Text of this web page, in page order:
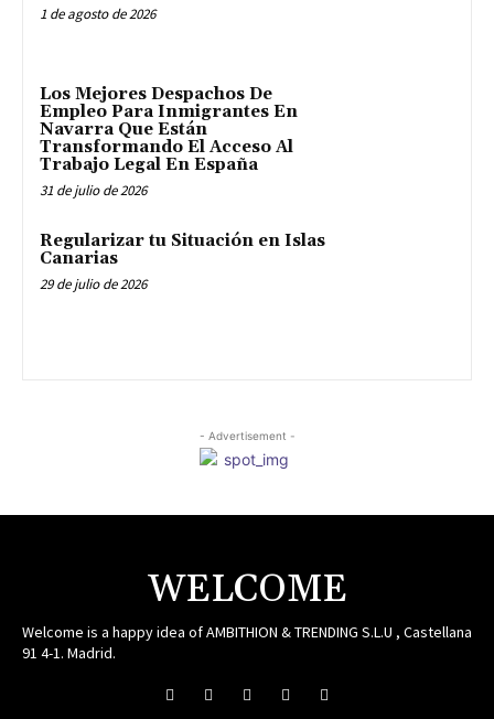
1 de agosto de 2026
Los Mejores Despachos De
Empleo Para Inmigrantes En
Navarra Que Están
Transformando El Acceso Al
Trabajo Legal En España
31 de julio de 2026
Regularizar tu Situación en Islas
Canarias
29 de julio de 2026
- Advertisement -
WELCOME
Welcome is a happy idea of AMBITHION & TRENDING S.L.U , Castellana
91 4-1. Madrid.